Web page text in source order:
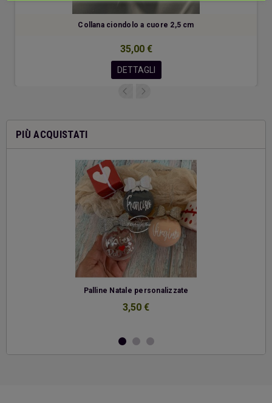
PIÙ ACQUISTATI
Palline Natale personalizzate
3,50 €
Collana ciondolo a cuore 2,5 cm
35,00 €
DETTAGLI